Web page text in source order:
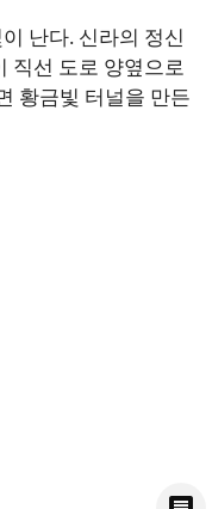
난다. 신라의 정신
직선 도로 양옆으로
황금빛 터널을 만든